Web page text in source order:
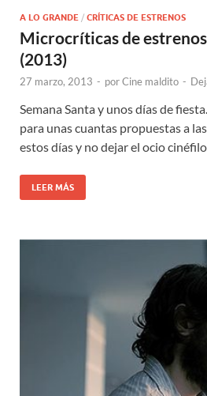
A LO GRANDE / CRÍTICAS DE ESTRENOS
Microcríticas de
(2013)
27 marzo, 2013 - porCine maldito -
Semana Santa y unos días de
para unas cuantas propuestas a
estos días y no dejar el ocio
LEER MÁS